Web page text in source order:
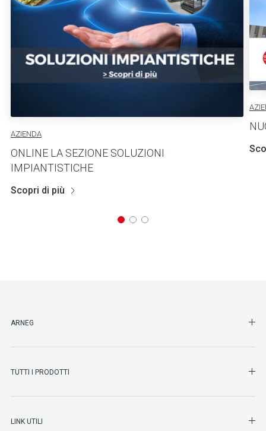
AZIENDA
ONLINE LA SEZIONE SOLUZIONI
IMPIANTISTICHE
Scopri di più
ARNEG
TUTTI I PRODOTTI
LINK UTILI